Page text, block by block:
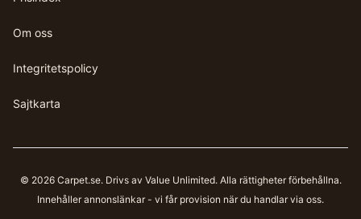
Om oss
Integritetspolicy
Sajtkarta
© 2026 Carpet.se. Drivs av Value Unlimited. Alla rättigheter förbehållna.
Innehåller annonslänkar - vi får provision när du handlar via oss.